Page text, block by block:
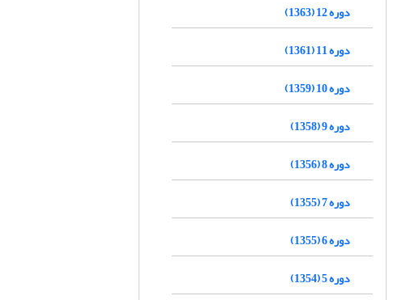
دوره 12 (1363)
دوره 11 (1361)
دوره 10 (1359)
دوره 9 (1358)
دوره 8 (1356)
دوره 7 (1355)
دوره 6 (1355)
دوره 5 (1354)